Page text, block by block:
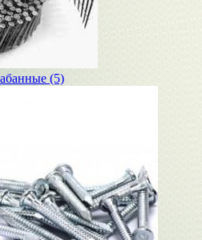
(5)